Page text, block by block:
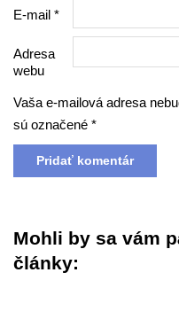
E-mail *
Adresa
webu
Vaša e-mailová adresa
sú označené *
Mohli by sa vám
články: